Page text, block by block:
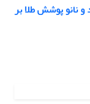
نانو پوشش طلا بر